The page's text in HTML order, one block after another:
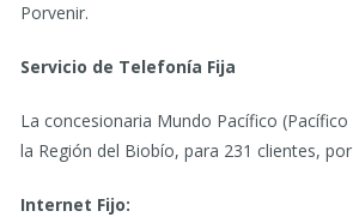
Porvenir.
Servicio de Telefonía Fija
La concesionaria Mundo Pacífico
la Región del Biobío, para 231 clientes,
Internet Fijo: